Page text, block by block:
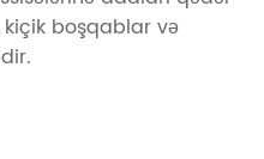
kiçik boşqablar və